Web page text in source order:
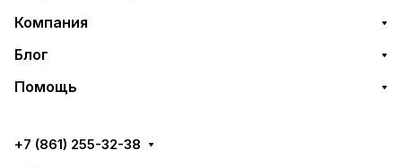
Компания
Блог
Помощь
+7 (861) 255-32-38